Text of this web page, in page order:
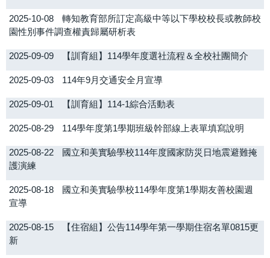
2025-10-08
轉知教育部所訂定高級中等以下學校校長或教師校
園性別事件調查權責歸屬研析表
2025-09-09 【訓育組】114學年度選社流程＆全校社團簡介
2025-09-03 114年9月交通安全月宣導
2025-09-01 【訓育組】114-1綜合活動表
2025-08-29 114學年度第1學期班級幹部線上表單填寫說明
2025-08-22
國立和美實驗學校114年度國家防災日地震避難掩
護演練
2025-08-18
國立和美實驗學校114學年度第1學期友善校園週
宣導
2025-08-15
【住宿組】公告114學年第一學期住宿名單0815更
新